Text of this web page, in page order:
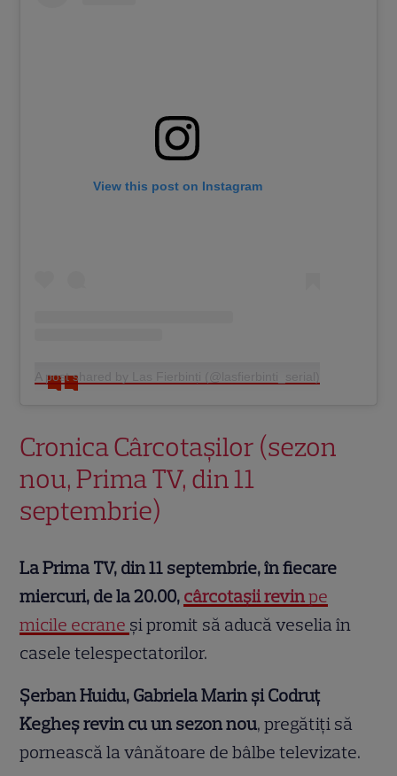
View this post on Instagram
A post shared by Las Fierbinți (@lasfierbinti_serial)
Cronica Cârcotașilor (sezon
nou, Prima TV, din 11
septembrie)
La Prima TV, din 11 septembrie, în fiecare
miercuri, de la 20.00, cârcotașii revinpe
micile ecrane și promit să aducă veselia în
casele telespectatorilor.
Șerban Huidu, Gabriela Marin și Codruț
Kegheș revin cu un sezon nou, pregătiți să
pornească la vânătoare de bâlbe televizate.